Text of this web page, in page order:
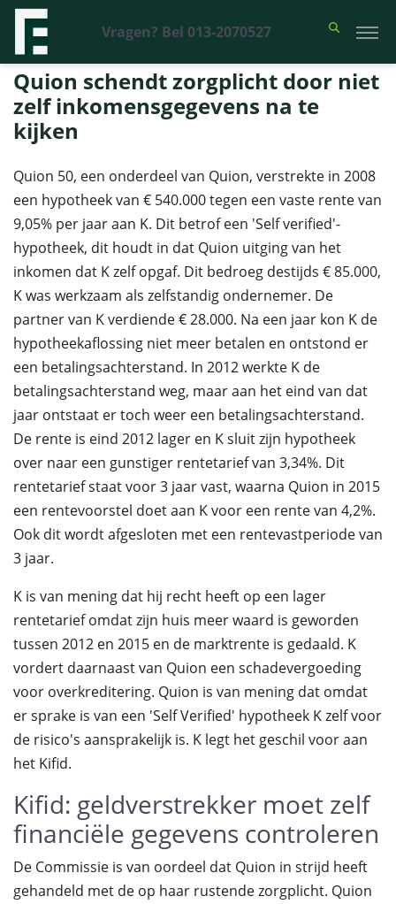
Vragen? Bel 013-2070527
Financieel Recht Advocaten >Uitspraken>Quion schendt zorgplicht
door niet zelf inkomensgegevens na te kijken
Quion schendt zorgplicht door niet
zelf inkomensgegevens na te
kijken
Quion 50, een onderdeel van Quion, verstrekte in 2008
een hypotheek van € 540.000 tegen een vaste rente van
9,05% per jaar aan K. Dit betrof een 'Self verified'-
hypotheek, dit houdt in dat Quion uitging van het
inkomen dat K zelf opgaf. Dit bedroeg destijds € 85.000,
K was werkzaam als zelfstandig ondernemer. De
partner van K verdiende € 28.000. Na een jaar kon K de
hypotheekaflossing niet meer betalen en ontstond er
een betalingsachterstand. In 2012 werkte K de
betalingsachterstand weg, maar aan het eind van dat
jaar ontstaat er toch weer een betalingsachterstand.
De rente is eind 2012 lager en K sluit zijn hypotheek
over naar een gunstiger rentetarief van 3,34%. Dit
rentetarief staat voor 3 jaar vast, waarna Quion in 2015
een rentevoorstel doet aan K voor een rente van 4,2%.
Ook dit wordt afgesloten met een rentevastperiode van
3 jaar.
K is van mening dat hij recht heeft op een lager
rentetarief omdat zijn huis meer waard is geworden
tussen 2012 en 2015 en de marktrente is gedaald. K
vordert daarnaast van Quion een schadevergoeding
voor overkreditering. Quion is van mening dat omdat
er sprake is van een 'Self Verified' hypotheek K zelf voor
de risico's aansprakelijk is. K legt het geschil voor aan
het Kifid.
Kifid: geldverstrekker moet zelf
financiële gegevens controleren
De Commissie is van oordeel dat Quion in strijd heeft
gehandeld met de op haar rustende zorgplicht. Quion